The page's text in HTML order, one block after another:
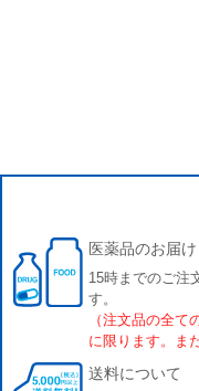
医薬品のお届け
15時までのご注
す。
（注文品の全て
に限ります。ま
送料について